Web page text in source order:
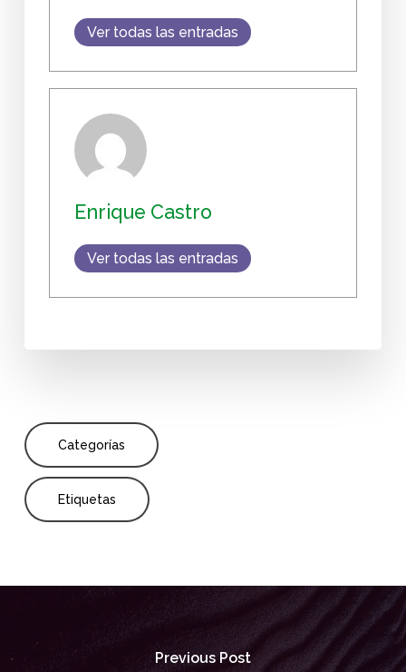
Ver todas las entradas
Enrique Castro
Ver todas las entradas
Categorías
Etiquetas
Previous Post